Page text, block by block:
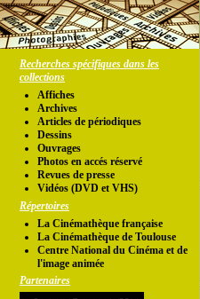
Recherches spécifiques dans les
collections
Affiches
Archives
Articles de périodiques
Dessins
Ouvrages
Photos en accés réservé
Revues de presse
Vidéos (DVD et VHS)
Répertoires
La Cinémathèque française
La Cinémathèque de Toulouse
Centre National du Cinéma et de
l'image animée
Partenaires